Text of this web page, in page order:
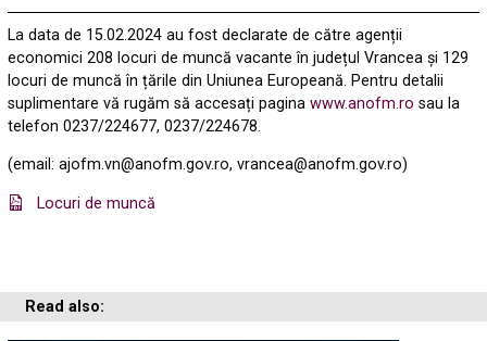
La data de 15.02.2024 au fost declarate de către agenții
economici 208 locuri de muncă vacante în județul Vrancea și 129
locuri de muncă în țările din Uniunea Europeană. Pentru detalii
suplimentare vă rugăm să accesați paginawww.anofm.ro sau la
telefon 0237/224677, 0237/224678.
(email: ajofm.vn@anofm.gov.ro, vrancea@anofm.gov.ro)
Locuri de muncă
Read also: